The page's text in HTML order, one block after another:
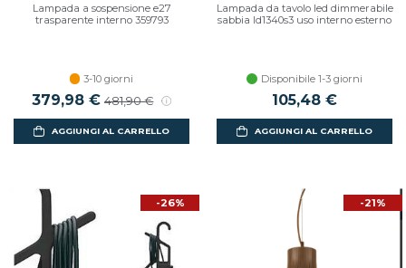
Lampada a sospensione e27
trasparente interno 359793
3-10 giorni
379,98 € 481,90 €
AGGIUNGI AL CARRELLO
Lampada da tavolo led dimmerabile
sabbia ld1340s3 uso interno esterno
Disponibile 1-3 giorni
105,48 €
AGGIUNGI AL CARRELLO
-26% -21%